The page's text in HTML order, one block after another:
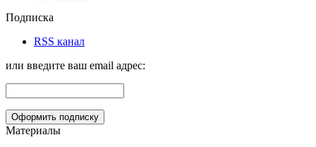
Подписка
RSS канал
или введите ваш email адрес:
Материалы